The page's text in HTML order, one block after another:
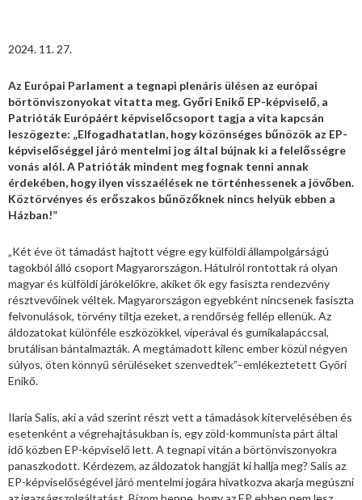
2024. 11. 27.
Az Európai Parlament a tegnapi plenáris ülésen az európai
börtönviszonyokat vitatta meg. Győri Enikő EP-képviselő, a
Patrióták Európáért képviselőcsoport tagja a vita kapcsán
leszögezte: „Elfogadhatatlan, hogy közönséges bűnözök az EP-
képviselőséggel járó mentelmi jog által bújnak ki a felelősségre
vonás alól. A Patrióták mindent meg fognak tenni annak
érdekében, hogy ilyen visszaélések ne történhessenek a jövőben.
Köztörvényes és erőszakos bűnözőknek nincs helyük ebben a
Házban!”
„Két éve öt támadást hajtott végre egy külföldi állampolgárságú
tagokból álló csoport Magyarországon. Hátulról rontottak rá olyan
magyar és külföldi járókelőkre, akiket ők egy fasiszta rendezvény
résztvevőinek véltek. Magyarországon egyebként nincsenek fasiszta
felvonulások, törvény tiltja ezeket, a rendőrség fellép ellenük. Az
áldozatokat különféle eszközökkel, viperával és gumikalapáccsal,
brutálisan bántalmazták. A megtámadott kilenc ember közül négyen
súlyos, öten könnyű sérüléseket szenvedtek”–emlékeztetett Győri
Enikő.
Ilaria Salis, aki a vád szerint részt vett a támadások kitervelésében és
esetenként a végrehajtásukban is, egy zöld-kommunista párt által
idő közben EP-képviselő lett. A tegnapi vitán a börtönviszonyokra
panaszkodott. Kérdezem, az áldozatok hangját ki hallja meg? Salis az
EP-képviselőségével járó mentelmi jogára hivatkozva akarja megúszni